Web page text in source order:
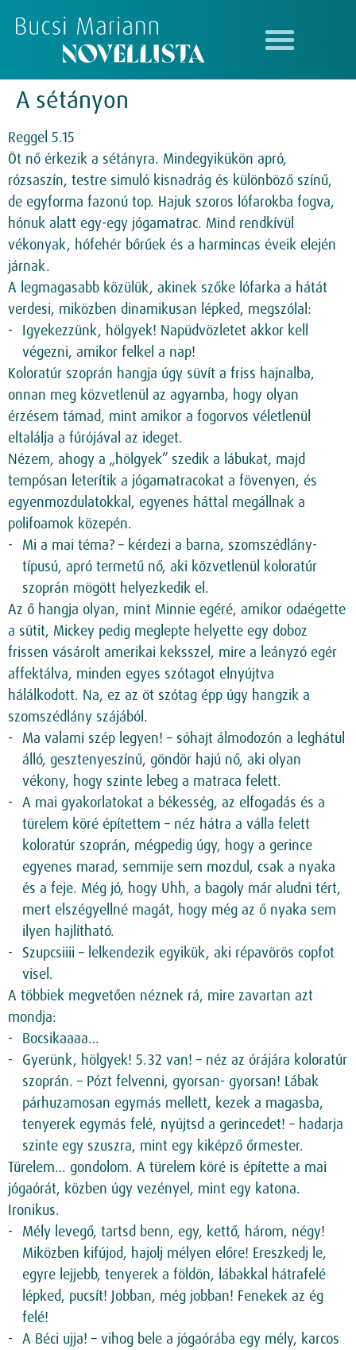
A sétányon
Reggel 5.15
Öt nő érkezik a sétányra. Mindegyikükön apró,
rózsaszín, testre simuló kisnadrág és különböző színű,
de egyforma fazonú top. Hajuk szoros lófarokba fogva,
hónuk alatt egy-egy jógamatrac. Mind rendkívül
vékonyak, hófehér bőrűek és a harmincas éveik elején
járnak.
A legmagasabb közülük, akinek szőke lófarka a hátát
verdesi, miközben dinamikusan lépked, megszólal:
Igyekezzünk, hölgyek! Napüdvözletet akkor kell
végezni, amikor felkel a nap!
Koloratúr szoprán hangja úgy süvít a friss hajnalba,
onnan meg közvetlenül az agyamba, hogy olyan
érzésem támad, mint amikor a fogorvos véletlenül
eltalálja a fúrójával az ideget.
Nézem, ahogy a „hölgyek” szedik a lábukat, majd
tempósan leterítik a jógamatracokat a fövenyen, és
egyenmozdulatokkal, egyenes háttal megállnak a
polifoamok közepén.
Mi a mai téma? – kérdezi a barna, szomszédlány-
típusú, apró termetű nő, aki közvetlenül koloratúr
szoprán mögött helyezkedik el.
Az ő hangja olyan, mint Minnie egéré, amikor odaégette
a sütit, Mickey pedig meglepte helyette egy doboz
frissen vásárolt amerikai keksszel, mire a leányzó egér
affektálva, minden egyes szótagot elnyújtva
hálálkodott. Na, ez az öt szótag épp úgy hangzik a
szomszédlány szájából.
Ma valami szép legyen! – sóhajt álmodozón a leghátul
álló, gesztenyeszínű, göndör hajú nő, aki olyan
vékony, hogy szinte lebeg a matraca felett.
A mai gyakorlatokat a békesség, az elfogadás és a
türelem köré építettem – néz hátra a válla felett
koloratúr szoprán, mégpedig úgy, hogy a gerince
egyenes marad, semmije sem mozdul, csak a nyaka
és a feje. Még jó, hogy Uhh, a bagoly már aludni tért,
mert elszégyellné magát, hogy még az ő nyaka sem
ilyen hajlítható.
Szupcsiiii – lelkendezik egyikük, aki répavörös copfot
visel.
A többiek megvetően néznek rá, mire zavartan azt
mondja:
Bocsikaaaa…
Gyerünk, hölgyek! 5.32 van! – néz az órájára koloratúr
szoprán. – Pózt felvenni, gyorsan- gyorsan! Lábak
párhuzamosan egymás mellett, kezek a magasba,
tenyerek egymás felé, nyújtsd a gerincedet! – hadarja
szinte egy szuszra, mint egy kiképző őrmester.
Türelem… gondolom. A türelem köré is építette a mai
jógaórát, közben úgy vezényel, mint egy katona.
Ironikus.
Mély levegő, tartsd benn, egy, kettő, három, négy!
Miközben kifújod, hajolj mélyen előre! Ereszkedj le,
egyre lejjebb, tenyerek a földön, lábakkal hátrafelé
lépked, pucsít! Jobban, még jobban! Fenekek az ég
felé!
A Béci ujja! – vihog bele a jógaórába egy mély, karcos